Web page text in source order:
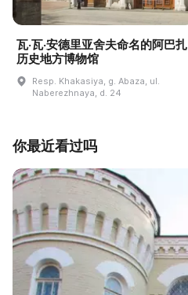
瓦·瓦·安德里亚舍夫命名的阿巴扎
历史地方博物馆
Resp. Khakasiya, g. Abaza, ul.
Naberezhnaya, d. 24
你最近看过吗